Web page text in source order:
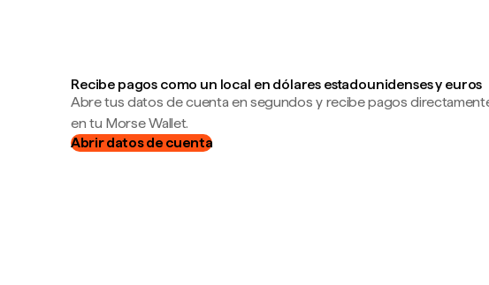
Recibe pagos como un local en dólares estadounidenses y euros
Abre tus datos de cuenta en segundos y recibe pagos
en tu Morse Wallet.
Abrir datos de cuenta